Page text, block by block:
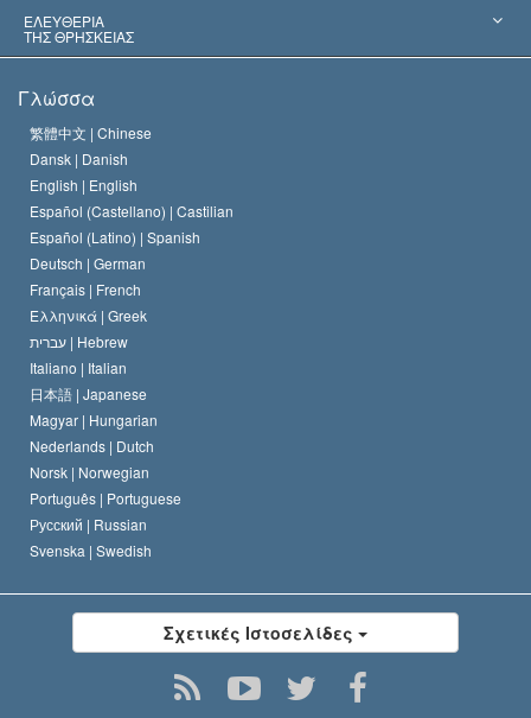
Αποφάσεις-Ορόσημα
Σπουδαιότεροι Εμπειρογνώμονες του Κόσμου
Λ. Ρον Χάμπαρντ
Το Πιστεύω της Εκκλησίας της Σαηεντολογίας
Ο Κώδικας του Σαηεντολόγου
Ντέιβιντ Μισκάβιτς
ΕΛΕΥΘΕΡΙΑ
ΤΗΣ ΘΡΗΣΚΕΙΑΣ
Ελευθερία της Θρησκείας;
Πρότυπα που αναφέρονται στα Ανθρώπινα Δικαιώματα
Διεθνώς
Διακήρυξη περί της Θρησκείας
Γλώσσα
繁體中文 | Chinese
Dansk | Danish
English | English
Español (Castellano) | Castilian
Español (Latino) | Spanish
Deutsch | German
Français | French
Ελληνικά | Greek
עברית | Hebrew
Italiano | Italian
日本語 | Japanese
Magyar | Hungarian
Nederlands | Dutch
Norsk | Norwegian
Português | Portuguese
Русский | Russian
Svenska | Swedish
Σχετικές Ιστοσελίδες